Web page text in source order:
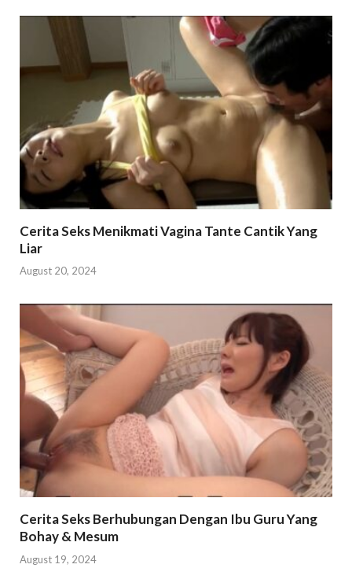
Cerita Seks Menikmati Vagina Tante Cantik Yang
Liar
August 20, 2024
Cerita Seks Berhubungan Dengan Ibu Guru Yang
Bohay & Mesum
August 19, 2024